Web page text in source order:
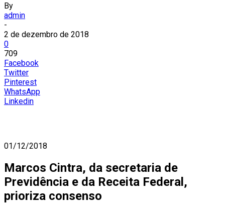
By
admin
-
2 de dezembro de 2018
0
709
Facebook
Twitter
Pinterest
WhatsApp
Linkedin
01/12/2018
Marcos Cintra, da secretaria de
Previdência e da Receita Federal,
prioriza consenso